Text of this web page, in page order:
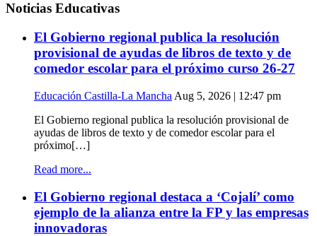
Noticias Educativas
El Gobierno regional publica la resolución
provisional de ayudas de libros de texto y de
comedor escolar para el próximo curso 26-27
Educación Castilla-La Mancha Aug 5, 2026 | 12:47 pm
El Gobierno regional publica la resolución provisional de
ayudas de libros de texto y de comedor escolar para el
próximo[…]
Read more...
El Gobierno regional destaca a ‘Cojalí’ como
ejemplo de la alianza entre la FP y las empresas
innovadoras